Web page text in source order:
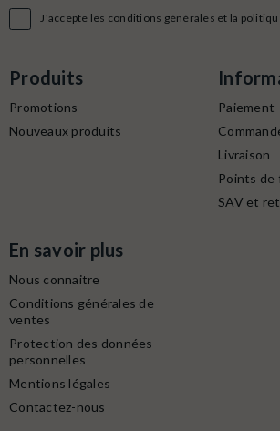
J'accepte les conditions générales et la
Produits
Promotions
Nouveaux produits
Paiement
Livraison
Points de
SAV et
En savoir plus
Nous connaitre
Conditions générales de
ventes
Protection des données
personnelles
Mentions légales
Contactez-nous